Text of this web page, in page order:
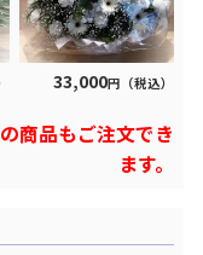
33,000円（税込）
商品もご注文でき
ます。